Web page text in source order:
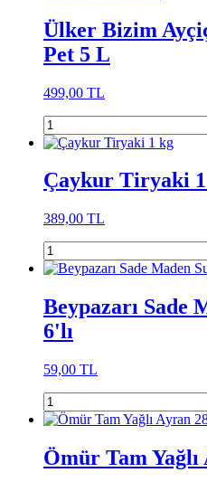
Ülker Bizim
Pet 5 L
499,00 TL
Çaykur Tiryaki
389,00 TL
Beypazarı Sade
6'lı
59,00 TL
Ömür Tam